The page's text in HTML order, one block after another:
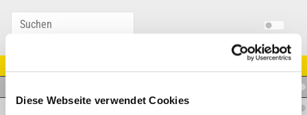
Diese Webseite verwendet Cookies